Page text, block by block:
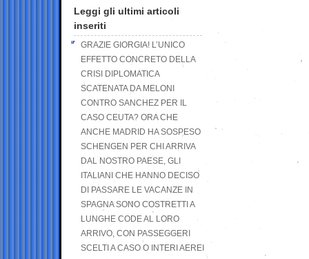
Leggi gli ultimi articoli
inseriti
GRAZIE GIORGIA! L’UNICO
EFFETTO CONCRETO DELLA
CRISI DIPLOMATICA
SCATENATA DA MELONI
CONTRO SANCHEZ PER IL
CASO CEUTA? ORA CHE
ANCHE MADRID HA SOSPESO
SCHENGEN PER CHI ARRIVA
DAL NOSTRO PAESE, GLI
ITALIANI CHE HANNO DECISO
DI PASSARE LE VACANZE IN
SPAGNA SONO COSTRETTI A
LUNGHE CODE AL LORO
ARRIVO, CON PASSEGGERI
SCELTI A CASO O INTERI AEREI